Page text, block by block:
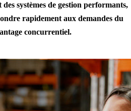
systèmes de gestion performants,
rapidement aux demandes du
concurrentiel.